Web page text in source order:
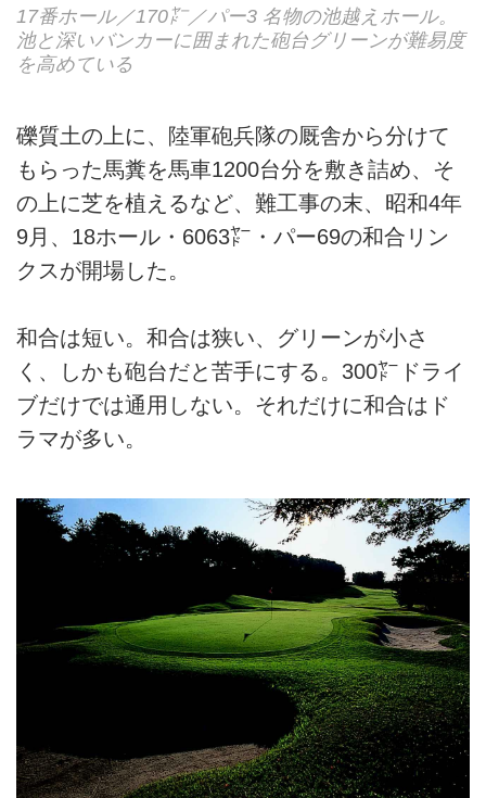
17番ホール／170㍎／パー3 名物の池越えホール。
池と深いバンカーに囲まれた砲台グリーンが難易度
を高めている
礫質土の上に、陸軍砲兵隊の厩舎から分けて
もらった馬糞を馬車1200台分を敷き詰め、そ
の上に芝を植えるなど、難工事の末、昭和4年
9月、18ホール・6063㍎・パー69の和合リン
クスが開場した。
和合は短い。和合は狭い、グリーンが小さ
く、しかも砲台だと苦手にする。300㍎ドライ
ブだけでは通用しない。それだけに和合はド
ラマが多い。